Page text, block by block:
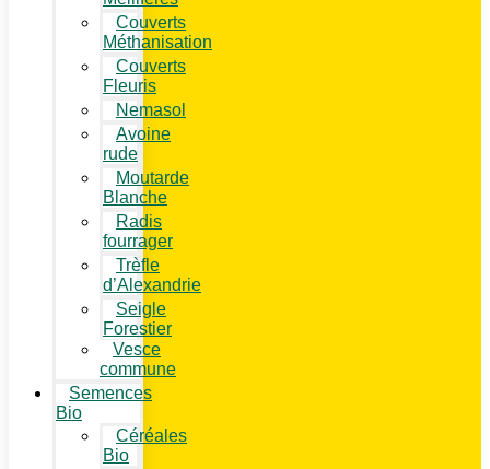
Couverts
Méthanisation
Couverts
Fleuris
Nemasol
Avoine
rude
Moutarde
Blanche
Radis
fourrager
Trèfle
d’Alexandrie
Seigle
Forestier
Vesce
commune
Semences
Bio
Céréales
Bio